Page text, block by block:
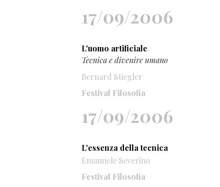
17/09/2006
L'uomo artificiale
Tecnica e divenire umano
Bernard Stiegler
Festival Filosofia
17/09/2006
L'essenza della tecnica
Emanuele Severino
Festival Filosofia